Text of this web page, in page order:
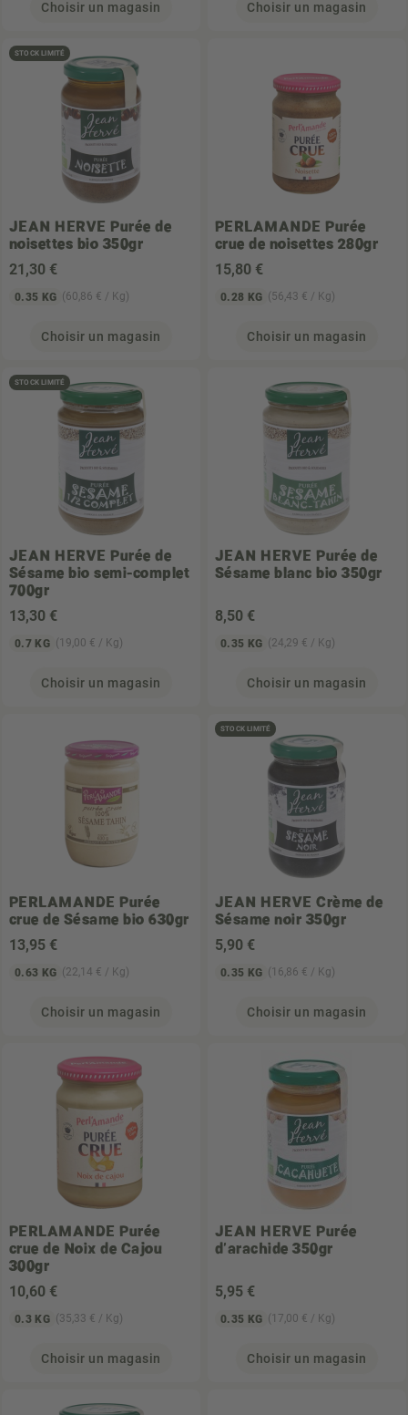
Choisir un magasin Choisir un magasin
STOCK LIMITÉ
JEAN HERVE Purée de
noisettes bio 350gr
21 ,30 €
0.35 KG (60,86 € / Kg)
Choisir un magasin
PERLAMANDE Purée
crue de noisettes 280gr
15,80 €
0.28 KG (56,43 € / Kg)
Choisir un magasin
STOCK LIMITÉ
JEAN HERVE Purée de
Sésame bio semi-complet
700gr
13,30 €
0.7 KG (19,00 € / Kg)
Choisir un magasin
JEAN HERVE Purée de
Sésame blanc bio 350gr
8,50 €
0.35 KG (24,29 € / Kg)
Choisir un magasin
PERLAMANDE Purée
crue de Sésame bio 630gr
13,95 €
0.63 KG (22,14 € / Kg)
Choisir un magasin
STOCK LIMITÉ
JEAN HERVE Crème de
Sésame noir 350gr
5,90 €
0.35 KG (16,86 € / Kg)
Choisir un magasin
PERLAMANDE Purée
crue de Noix de Cajou
300gr
10,60 €
0.3 KG (35,33 € / Kg)
Choisir un magasin
JEAN HERVE Purée
d'arachide 350gr
5,95 €
0.35 KG (17,00 € / Kg)
Choisir un magasin